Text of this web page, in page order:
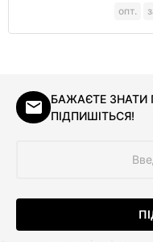
опт.
БАЖАЄТЕ ЗНАТИ
ПІДПИШІТЬСЯ!